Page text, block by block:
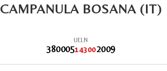
CAMPANULA BOSANA (IT)
UELN
380005143002009